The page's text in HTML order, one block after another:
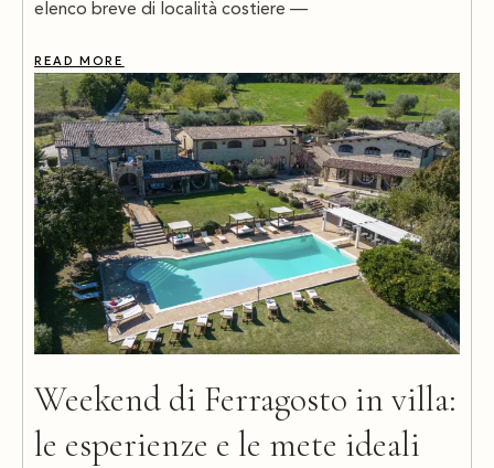
elenco breve di località costiere —
READ MORE
Weekend di Ferragosto in villa:
le esperienze e le mete ideali